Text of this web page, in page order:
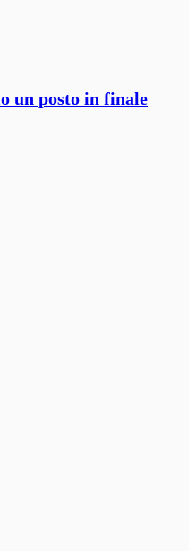
un posto in finale